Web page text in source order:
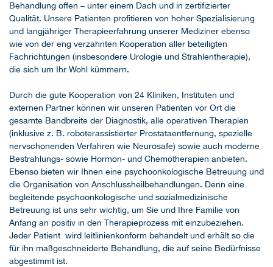
Behandlung offen – unter einem Dach und in zertifizierter
Qualität. Unsere Patienten profitieren von hoher Spezialisierung
und langjähriger Therapieerfahrung unserer Mediziner ebenso
wie von der eng verzahnten Kooperation aller beteiligten
Fachrichtungen (insbesondere Urologie und Strahlentherapie),
die sich um Ihr Wohl kümmern.
Durch die gute Kooperation von 24 Kliniken, Instituten und
externen Partner können wir unseren Patienten vor Ort die
gesamte Bandbreite der Diagnostik, alle operativen Therapien
(inklusive z. B. roboterassistierter Prostataentfernung, spezielle
nervschonenden Verfahren wie Neurosafe) sowie auch moderne
Bestrahlungs- sowie Hormon- und Chemotherapien anbieten.
Ebenso bieten wir Ihnen eine psychoonkologische Betreuung und
die Organisation von Anschlussheilbehandlungen. Denn eine
begleitende psychoonkologische und sozialmedizinische
Betreuung ist uns sehr wichtig, um Sie und Ihre Familie von
Anfang an positiv in den Therapieprozess mit einzubeziehen.
Jeder Patient wird leitlinienkonform behandelt und erhält so die
für ihn maßgeschneiderte Behandlung, die auf seine Bedürfnisse
abgestimmt ist.